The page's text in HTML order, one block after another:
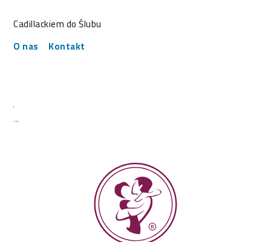
Cadillackiem do Ślubu
O nas
Kontakt